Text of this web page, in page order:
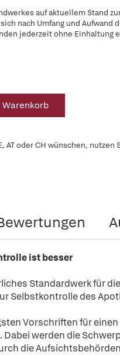
auf aktuellem Stand
nach Umfang und Aufwand
jederzeit ohne Einhaltung
Warenkorb
AT oder CH wünschen, nutzen
ist besser
Standardwerk für
Selbstkontrolle des
Vorschriften für
werden die
die